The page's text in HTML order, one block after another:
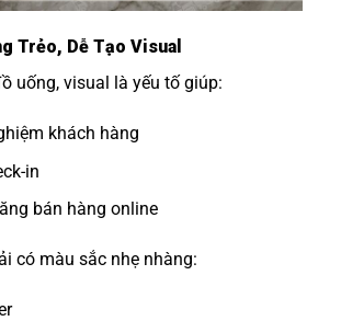
Trẻo, Dễ Tạo Visual
uống, visual là yếu tố giúp:
khách hàng
in
bán hàng online
có màu sắc nhẹ nhàng: